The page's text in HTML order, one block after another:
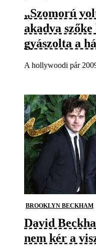
„Szomorú
akadva
gyászolta a
A hollywoodi pár
BROOKLYN BECKHAM
David
nem kér a